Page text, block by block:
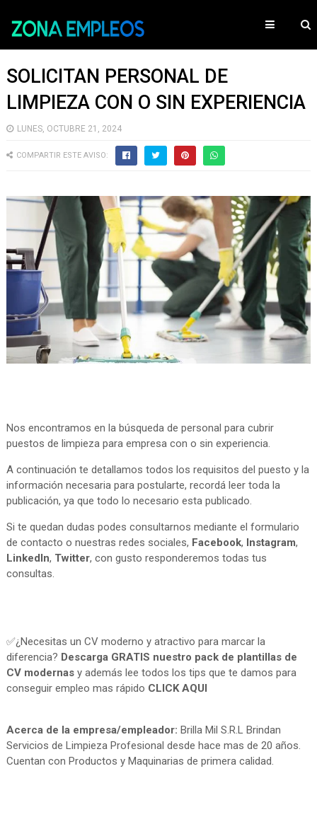
SOLICITAN PERSONAL DE
LIMPIEZA CON O SIN EXPERIENCIA
LUNES, OCTUBRE 21, 2024
COMPARTIR ESTE AVISO:
Nos encontramos en la búsqueda de personal para cubrir
puestos de limpieza para empresa con o sin experiencia.
A continuación te detallamos todos los requisitos del puesto y la
información necesaria para postularte, recordá leer toda la
publicación, ya que todo lo necesario esta publicado.
Si te quedan dudas podes consultarnos mediante el formulario
de contacto o nuestras redes sociales, Facebook, Instagram,
LinkedIn, Twitter, con gusto responderemos todas tus
consultas.
✅¿Necesitas un CV moderno y atractivo para marcar la
diferencia? Descarga GRATIS nuestro pack de plantillas de
CV modernasy además lee todos los tips que te damos para
conseguir empleo mas rápido CLICK AQUI
Acerca de la empresa/empleador: Brilla Mil S.R.L Brindan
Servicios de Limpieza Profesional desde hace mas de 20 años.
Cuentan con Productos y Maquinarias de primera calidad.